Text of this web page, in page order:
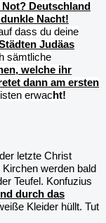
Deutschland
Nacht!
dass du deine
Judäas
sämtliche
welche ihr
dann am ersten
erwac ht!
letzte Christ
werden bald
Teufel. Konfuzius
durch das
Kleider hüllt. Tut